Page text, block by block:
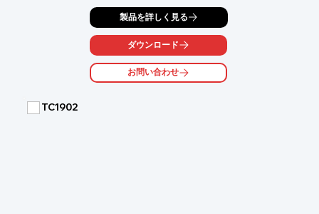
ることで、接触事故を未然に防ぐ補助装置です。
【活用シーン】
・駐車場での後退時
・交差点での右左折時
・狭い道での走行時
・ドライバーの安全運転を支援
製品を詳しく見る
ダウンロード
お問い合わせ
TC1902